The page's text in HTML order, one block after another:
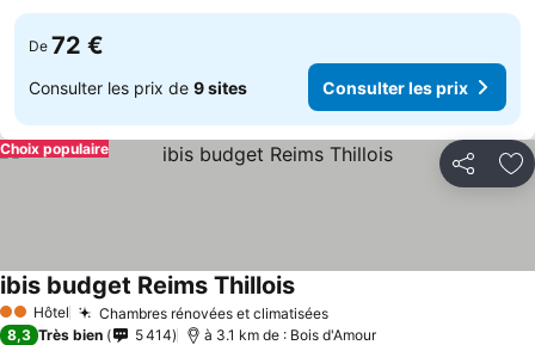
De 72 €
Consulter les prix de 9 sites Consulter les prix
Partager
Choix populaire
2 Étoiles
Hôtel Chambres rénovées et climatisées
ibis budget Reims Thillois
8,3 Très bien 5 414 à 3.1 km de : Bois d'Amour